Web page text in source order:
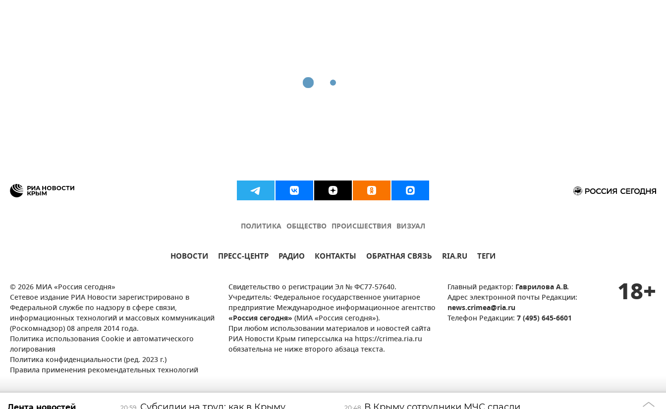
ПОЛИТИКА ОБЩЕСТВО ПРОИСШЕСТВИЯ ВИЗУАЛ
НОВОСТИ ПРЕСС-ЦЕНТР РАДИО КОНТАКТЫ ОБРАТНАЯ СВЯЗЬ RIA.RU ТЕГИ
© 2026 МИА «Россия сегодня»
Сетевое издание РИА Новости зарегистрировано в
Федеральной службе по надзору в сфере связи,
информационных технологий и массовых коммуникаций
(Роскомнадзор) 08 апреля 2014 года.
Политика использования Cookie и автоматического
логирования
Политика конфиденциальности (ред. 2023 г.)
Правила применения рекомендательных технологий
Свидетельство о регистрации Эл № ФС77-57640.
Учредитель: Федеральное государственное унитарное
предприятие Международное информационное агентство
«Россия сегодня» (МИА «Россия сегодня»).
При любом использовании материалов и новостей сайта
РИА Новости Крым гиперссылка на https://crimea.ria.ru
обязательна не ниже второго абзаца текста.
Главный редактор: Гаврилова А.В.
Адрес электронной почты Редакции:
news.crimea@ria.ru
Телефон Редакции: 7 (495) 645-6601
18+